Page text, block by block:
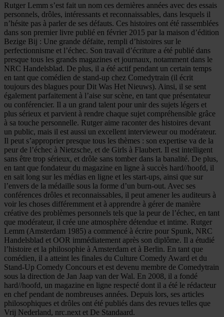
Rutger Lemm s’est fait un nom ces dernières années avec des essais
personnels, drôles, intéressants et reconnaissables, dans lesquels il
n’hésite pas à parler de ses défauts. Ces histoires ont été rassemblées
dans son premier livre publié en février 2015 par la maison d’édition
Bezige Bij : Une grande défaite, rempli d’histoires sur le
perfectionnisme et l’échec. Son travail d’écriture a été publié dans
presque tous les grands magazines et journaux, notamment dans le
NRC Handelsblad. De plus, il a été actif pendant un certain temps
en tant que comédien de stand-up chez Comedytrain (il écrit
toujours des blagues pour Dit Was Het Nieuws). Ainsi, il se sent
également parfaitement à l’aise sur scène, en tant que présentateur
ou conférencier. Il a un grand talent pour unir des sujets légers et
plus sérieux et parvient à rendre chaque sujet compréhensible grâce
à sa touche personnelle. Rutger aime raconter des histoires devant
un public, mais il est aussi un excellent intervieweur ou modérateur.
Il peut s’approprier presque tous les thèmes : son expertise va de la
peur de l’échec à Nietzsche, et de Girls à Flaubert. Il est intelligent
sans être trop sérieux, et drôle sans tomber dans la banalité. De plus,
en tant que fondateur du magazine en ligne à succès hard//hoofd, il
en sait long sur les médias en ligne et les start-ups, ainsi que sur
l’envers de la médaille sous la forme d’un burn-out. Avec ses
conférences drôles et reconnaissables, il peut amener les auditeurs à
voir les choses différemment et à apprendre à gérer de manière
créative des problèmes personnels tels que la peur de l’échec, en tant
que modérateur, il crée une atmosphère détendue et intime. Rutger
Lemm (Amsterdam 1985) a commencé à écrire pour Spunk, NRC
Handelsblad et OOR immédiatement après son diplôme. Il a étudié
l’histoire et la philosophie à Amsterdam et à Berlin. En tant que
comédien, il a atteint les finales du Culture Comedy Award et du
Stand-Up Comedy Concours et est devenu membre de Comedytrain
sous la direction de Jan Jaap van der Wal. En 2008, il a fondé
hard//hoofd, un magazine en ligne respecté dont il a été le rédacteur
en chef pendant de nombreuses années. Depuis lors, ses articles
philosophiques et drôles ont été publiés dans des revues telles que
Vrij Nederland, nrc.next et De Standaard.